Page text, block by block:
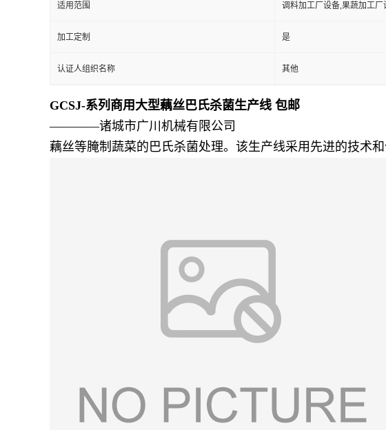
适用范围 调料加工厂设备,果蔬加工厂
加工定制 是
认证人组织名称 其他
GCSJ-系列商用大型藕丝巴氏杀菌生产线 包邮
————诸城市广川机械有限公司
藕丝等腌制蔬菜的巴氏杀菌处理。该生产线采用先进的技术